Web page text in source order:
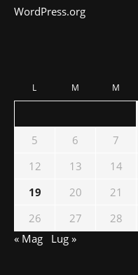
WordPress.org
L M M
5
6 7
12
13 14
19
20 21
26
27 28
« Mag
Lug »